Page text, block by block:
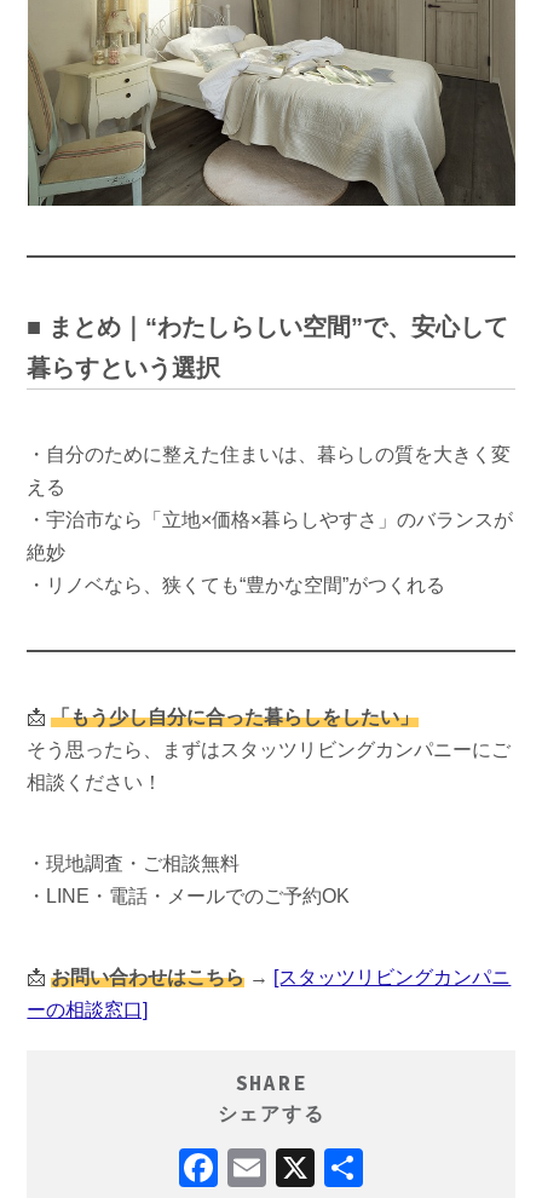
■ まとめ｜“わたしらしい空間”で、安心して
暮らすという選択
・自分のために整えた住まいは、暮らしの質を大きく変
える
・宇治市なら「立地×価格×暮らしやすさ」のバランスが
絶妙
・リノベなら、狭くても“豊かな空間”がつくれる
📩「もう少し自分に合った暮らしをしたい」
そう思ったら、まずはスタッツリビングカンパニーにご
相談ください！
・現地調査・ご相談無料
・LINE・電話・メールでのご予約OK
📩お問い合わせはこちら → [スタッツリビングカンパニ
ーの相談窓口]
SHARE
シェアする